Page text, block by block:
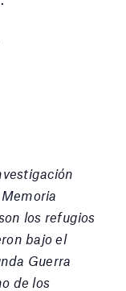
los refugios
bajo el
Guerra
de los